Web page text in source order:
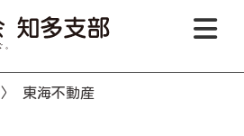
〉 東海不動産